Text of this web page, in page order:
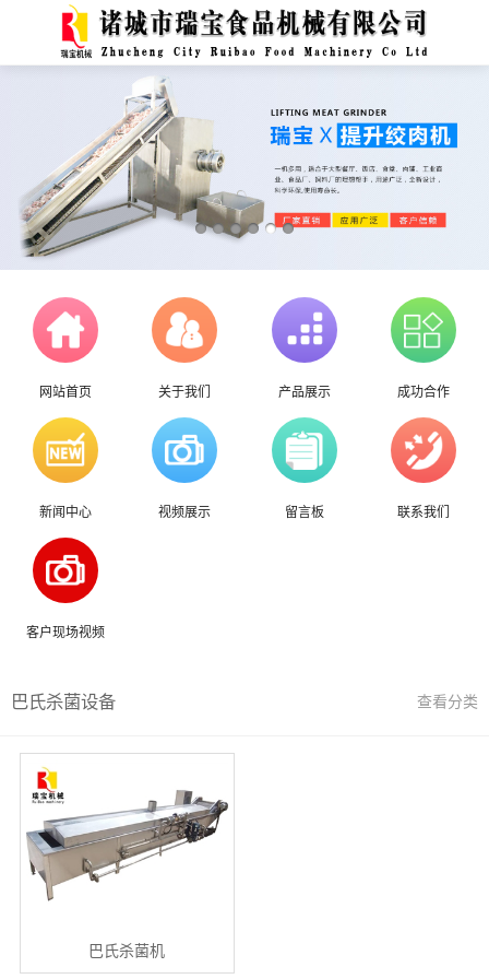
网站首页 关于我们 产品展示 成功合作
新闻中心 视频展示 留言板 联系我们
客户现场视频
巴氏杀菌设备 查看分类
巴氏杀菌机